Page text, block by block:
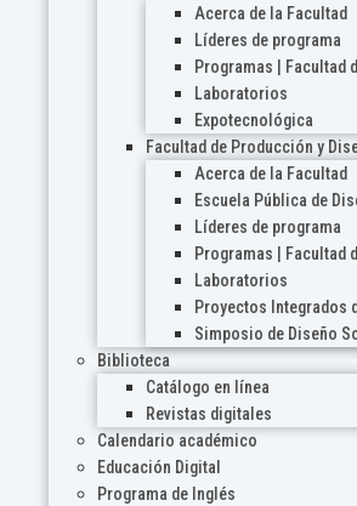
Acerca de la Facultad
Líderes de programa
Programas | Facultad
Laboratorios
Expotecnológica
Facultad de Producción y
Acerca de la Facultad
Escuela Pública de
Líderes de programa
Programas | Facultad
Laboratorios
Proyectos Integrados
Simposio de Diseño
Biblioteca
Catálogo en línea
Revistas digitales
Calendario académico
Educación Digital
Programa de Inglés